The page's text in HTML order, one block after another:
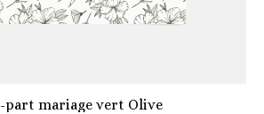
part mariage vert Olive